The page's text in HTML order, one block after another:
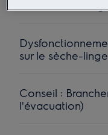
sur le sèche-linge
Conseil :
l'évacuation)